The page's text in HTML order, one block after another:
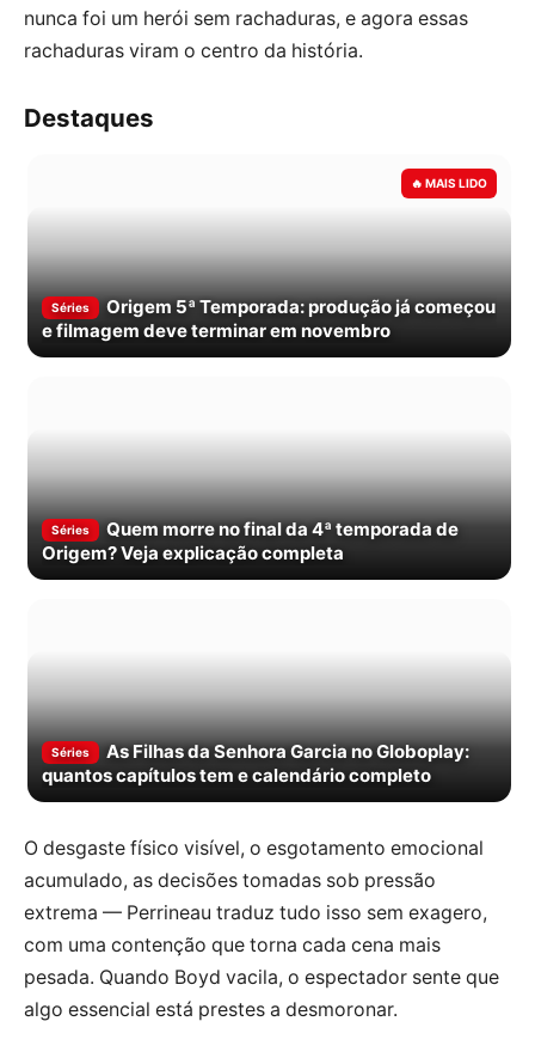
nunca foi um herói sem rachaduras, e agora essas
rachaduras viram o centro da história.
Destaques
Séries
Origem 5ª Temporada: produção já começou
e filmagem deve terminar em novembro
Séries
Quem morre no final da 4ª temporada de
Origem? Veja explicação completa
Séries
As Filhas da Senhora Garcia no Globoplay:
quantos capítulos tem e calendário completo
O desgaste físico visível, o esgotamento emocional
acumulado, as decisões tomadas sob pressão
extrema — Perrineau traduz tudo isso sem exagero,
com uma contenção que torna cada cena mais
pesada. Quando Boyd vacila, o espectador sente que
algo essencial está prestes a desmoronar.